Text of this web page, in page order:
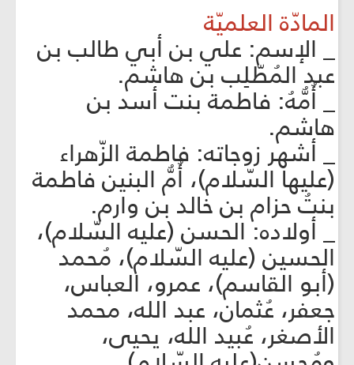
المادّة العلميّة
_ الإسم: علي بن أبي طالب بن
عبد المُطّلِب بن هاشم.
_ أُمُّهُ: فاطمة بنت أسد بن
هاشم.
_ أشهر زوجاته: فاطمة الزّهراء
(عليها السّلام)، أُمُّ البنين فاطمة
بنتُ حزام بن خالد بن وارم.
_ أولاده: الحسن (عليه السّلام)،
الحسين (عليه السّلام)، مُحمد
(أبو القاسم)، عمرو، العباس،
جعفر، عُثمان، عبد الله، محمد
الأصغر، عُبيد الله، يحيى،